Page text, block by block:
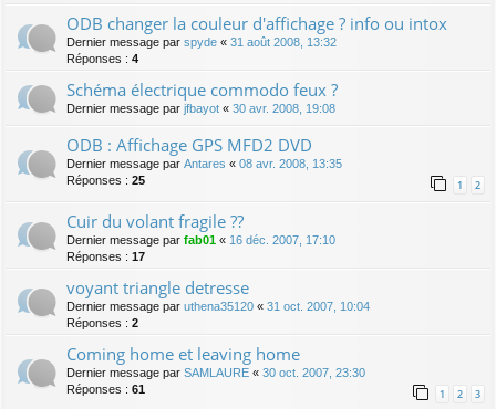
ODB changer la couleur d'affichage ? info ou intox
Dernier message par spyde « 31 août 2008, 13:32
Réponses : 4
Schéma électrique commodo feux ?
Dernier message par jfbayot « 30 avr. 2008, 19:08
ODB : Affichage GPS MFD2 DVD
Dernier message par Antares « 08 avr. 2008, 13:35
Réponses : 25 1 2
Cuir du volant fragile ??
Dernier message par fab01 « 16 déc. 2007, 17:10
Réponses : 17
voyant triangle detresse
Dernier message par uthena35120 « 31 oct. 2007, 10:04
Réponses : 2
Coming home et leaving home
Dernier message par SAMLAURE « 30 oct. 2007, 23:30
Réponses : 61 1 2 3